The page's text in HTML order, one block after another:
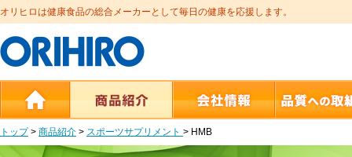
オリヒロは健康食品の総合メーカーとして毎日の健康を応援します。
トップ> 商品紹介 > スポーツサプリメント > HMB